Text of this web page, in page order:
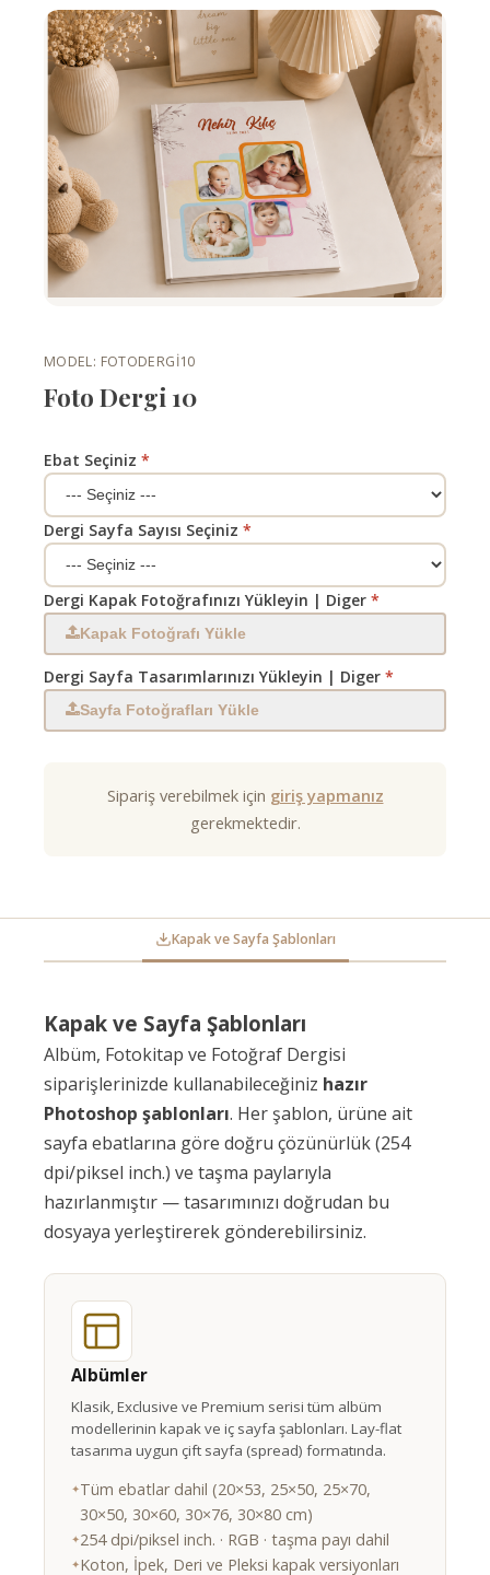
MODEL: FOTODERGI10
Foto Dergi 10
Ebat Seçiniz *
Dergi Sayfa Sayısı Seçiniz *
Dergi Kapak Fotoğrafınızı Yükleyin | Diger *
Kapak Fotoğrafı Yükle
Dergi Sayfa Tasarımlarınızı Yükleyin | Diger *
Sayfa Fotoğrafları Yükle
Sipariş verebilmek için giriş yapmanız
gerekmektedir.
Kapak ve Sayfa Şablonları
Kapak ve Sayfa Şablonları
Albüm, Fotokitap ve Fotoğraf Dergisi
siparişlerinizde kullanabileceğiniz hazır
Photoshop şablonları. Her şablon, ürüne ait
sayfa ebatlarına göre doğru çözünürlük (254
dpi/piksel inch.) ve taşma paylarıyla
hazırlanmıştır — tasarımınızı doğrudan bu
dosyaya yerleştirerek gönderebilirsiniz.
Albümler
Klasik, Exclusive ve Premium serisi tüm albüm
modellerinin kapak ve iç sayfa şablonları. Lay-flat
tasarıma uygun çift sayfa (spread) formatında.
Tüm ebatlar dahil (20×53, 25×50, 25×70,
30×50, 30×60, 30×76, 30×80 cm)
254 dpi/piksel inch. · RGB · taşma payı dahil
Koton, İpek, Deri ve Pleksi kapak versiyonları